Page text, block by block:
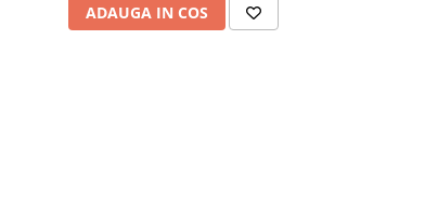
ADAUGA IN COS